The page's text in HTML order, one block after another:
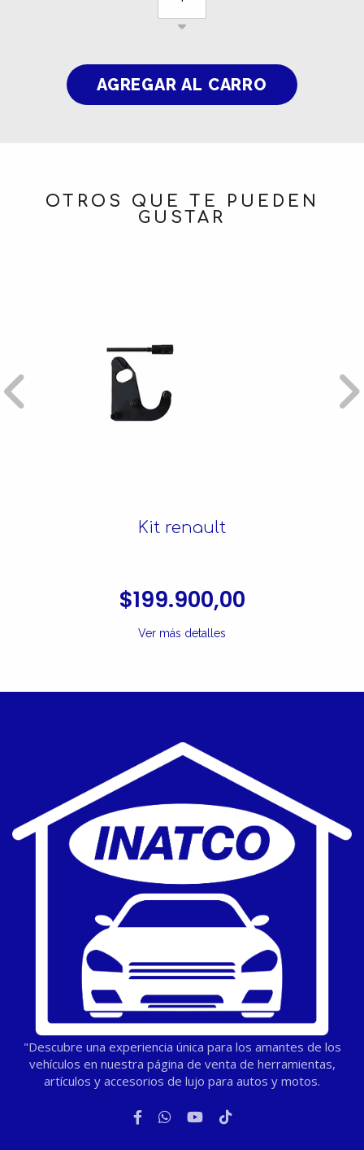
OTROS QUE TE PUEDEN
GUSTAR
Kit renault
$199.900,00
Ver más detalles
"Descubre una experiencia única para los amantes de los
vehículos en nuestra página de venta de herramientas,
artículos y accesorios de lujo para autos y motos.